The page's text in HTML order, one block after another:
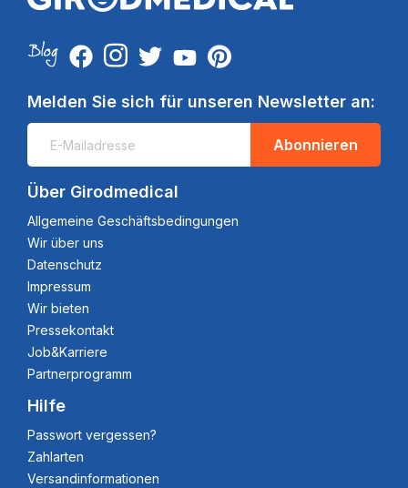
Melden Sie sich für unseren Newsletter an:
Abonnieren
Über Girodmedical
Allgemeine Geschäftsbedingungen
Wir über uns
Datenschutz
Impressum
Wir bieten
Pressekontakt
Job&Karriere
Partnerprogramm
Hilfe
Passwort vergessen?
Zahlarten
Versandinformationen